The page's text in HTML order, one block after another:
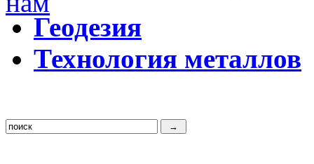
Геодезия
Технология металлов